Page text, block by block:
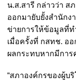
น.ส.สารี กล่าวว่า ส
ออกมายับยั้งสำนักง
ข่ายการให้ข้อมูลที่ท
เมื่อครั้งที่ กสทช. อ
ผลกระทบหากมีการ
“สภาองค์กรของผู้บ